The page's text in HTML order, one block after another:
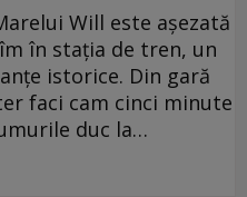
Will este aşezată
în staţia de tren, un
istorice. Din gară
faci cam cinci minute
duc la…